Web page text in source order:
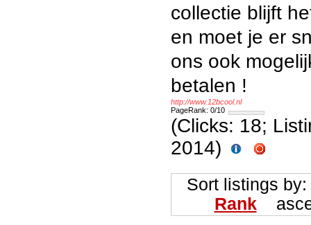
collectie blijft
en moet je er
ons ook
betalen !
http://www.12bcool.nl
PageRank: 0/10
(Clicks: 18;
2014)
Sort listings by:
Rank